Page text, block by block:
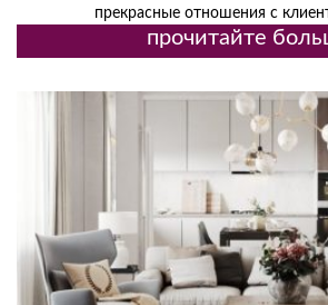
прекрасные отношения с
прочитайте